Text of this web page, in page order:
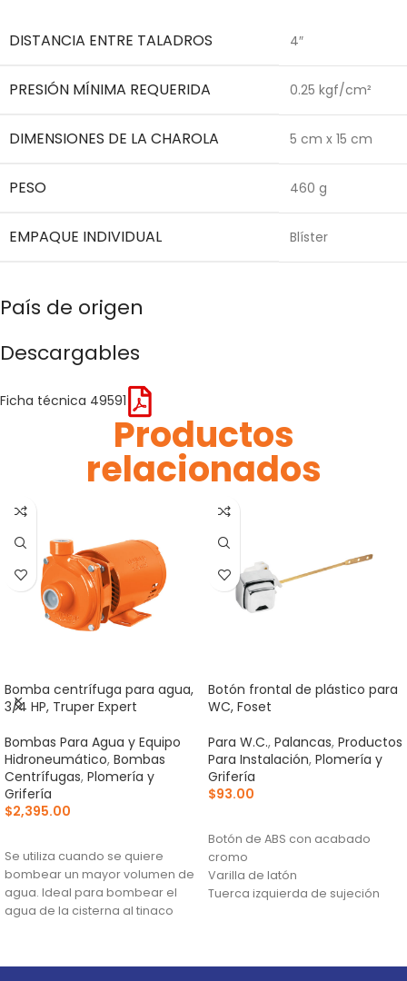
DISTANCIA ENTRE TALADROS 4″
PRESIÓN MÍNIMA REQUERIDA 0.25 kgf/cm²
DIMENSIONES DE LA CHAROLA 5 cm x 15 cm
PESO 460 g
EMPAQUE INDIVIDUAL Blíster
País de origen
Descargables
Ficha técnica 49591
Productos
relacionados
Bomba centrífuga para agua,
3/4 HP, Truper Expert
Bombas Para Agua y Equipo
Hidroneumático, Bombas
Centrífugas, Plomería y
Grifería
$2,395.00
Se utiliza cuando se quiere
bombear un mayor volumen de
agua. Ideal para bombear el
agua de la cisterna al tinaco
Botón frontal de plástico para
WC, Foset
Para W.C., Palancas, Productos
Para Instalación, Plomería y
Grifería
$93.00
Botón de ABS con acabado
cromo
Varilla de latón
Tuerca izquierda de sujeción